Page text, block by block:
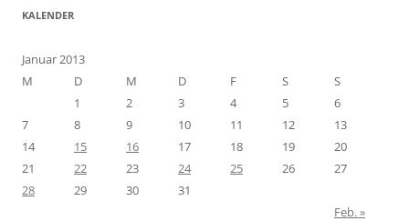
KALENDER
Januar 2013
M
D M D F S
S
1
2 3 4 5
6
7
8 9 10 11 12
13
14
15 16 17 18 19
20
21
22 23 24 25 26
27
28
29 30
31
Feb. »